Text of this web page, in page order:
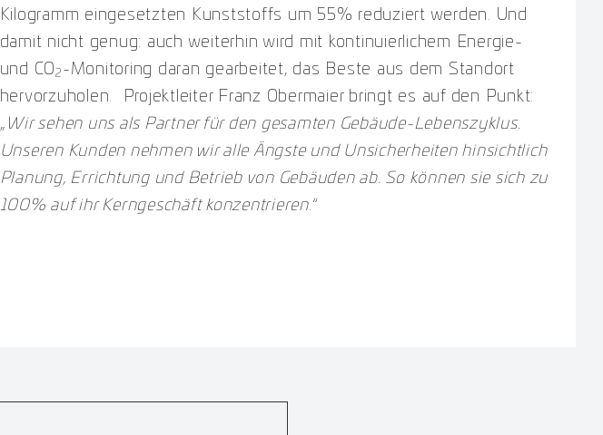
Kilogramm eingesetzten Kunststoffs um 55% reduziert werden. Und
damit nicht genug: auch weiterhin wird mit kontinuierlichem Energie-
und CO2 -Monitoring daran gearbeitet, das Beste aus dem Standort
hervorzuholen. Projektleiter Franz Obermaier bringt es auf den Punkt:
„ Wir sehen uns als Partner für den gesamten Gebäude-Lebenszyklus.
Unseren Kunden nehmen wir alle Ängste und Unsicherheiten hinsichtlich
Planung, Errichtung und Betrieb von Gebäuden ab. So können sie sich zu
100% auf ihr Kerngeschäft konzentrieren.“